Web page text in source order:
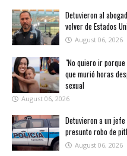
Detuvieron al
volver de Estados
August 06, 2026
"No quiero ir
que murió horas
sexual
August 06, 2026
Detuvieron a un
presunto robo de
August 06, 2026